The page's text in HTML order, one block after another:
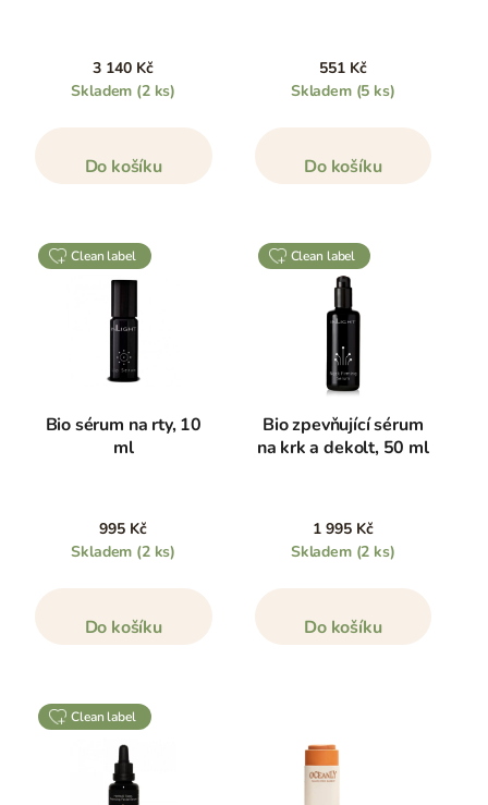
3 140 Kč
Skladem (2 ks)
Do košíku
551 Kč
Skladem (5 ks)
Do košíku
clean label
Bio sérum na rty, 10
ml
995 Kč
Skladem (2 ks)
Do košíku
clean label
Bio zpevňující sérum
na krk a dekolt, 50 ml
1 995 Kč
Skladem (2 ks)
Do košíku
clean label